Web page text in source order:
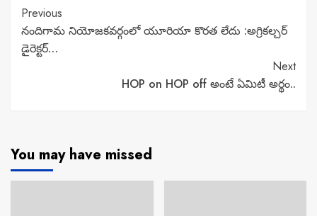
Continue
Reading
Previous
నందిగామ నియోజకవర్గంలో యూరియా కొరత లేదు :అగ్రికల్చర్
డైరెక్టర్…
Next
HOP on HOP off అంటే ఏమిటీ అర్థం..
You may have missed